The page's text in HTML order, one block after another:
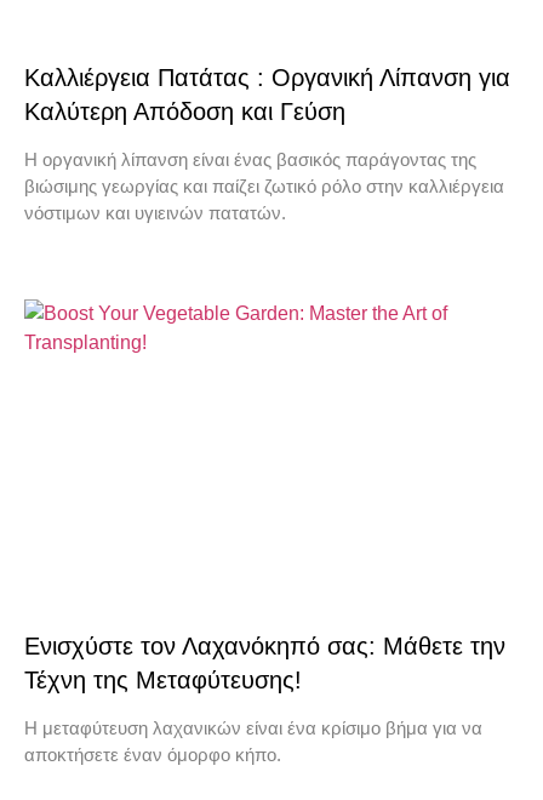
Καλλιέργεια Πατάτας : Οργανική Λίπανση για
Καλύτερη Απόδοση και Γεύση
Η οργανική λίπανση είναι ένας βασικός παράγοντας της
βιώσιμης γεωργίας και παίζει ζωτικό ρόλο στην καλλιέργεια
νόστιμων και υγιεινών πατατών.
Ενισχύστε τον Λαχανόκηπό σας: Μάθετε την
Τέχνη της Μεταφύτευσης!
Η μεταφύτευση λαχανικών είναι ένα κρίσιμο βήμα για να
αποκτήσετε έναν όμορφο κήπο.